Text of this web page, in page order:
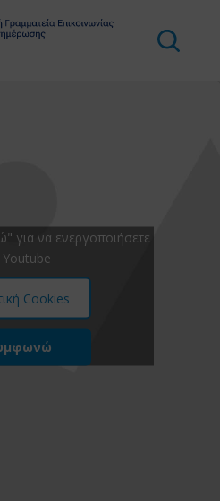
για να ενεργοποιήσετε
Youtube
Cookies